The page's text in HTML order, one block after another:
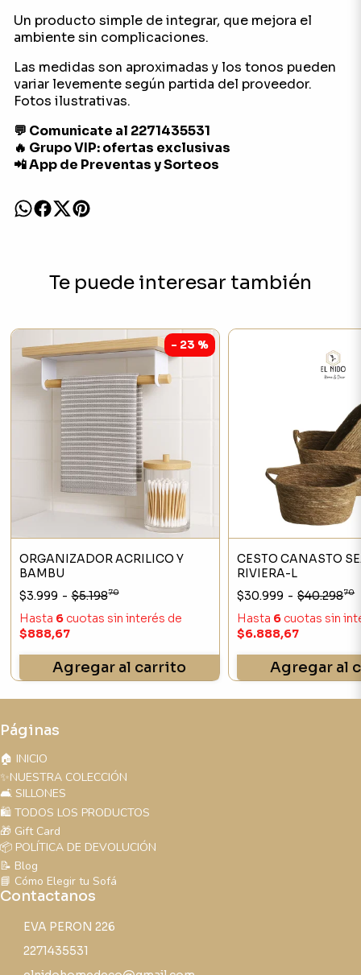
Un producto simple de integrar, que mejora el
ambiente sin complicaciones.
Las medidas son aproximadas y los tonos pueden
variar levemente según partida del proveedor.
Fotos ilustrativas.
💬 Comunicate al 2271435531
🔥 Grupo VIP: ofertas exclusivas
📲 App de Preventas y Sorteos
Te puede interesar también
- 23 %
ORGANIZADOR ACRILICO Y
BAMBU
$3.999 - $5.19870
Hasta 6cuotas sin interés de
$888,67
Agregar al carrito
CESTO CANASTO
RIVIERA-L
$30.999 - $40.29870
Hasta 6 cuotas sin
$6.888,67
Agregar al
Páginas
🏠 INICIO
✨NUESTRA COLECCIÓN
🛋️ SILLONES
🛍️ TODOS LOS PRODUCTOS
🎁 Gift Card
📦 POLÍTICA DE DEVOLUCIÓN
📝 Blog
📘 Cómo Elegir tu Sofá
Contactanos
EVA PERON 226
2271435531